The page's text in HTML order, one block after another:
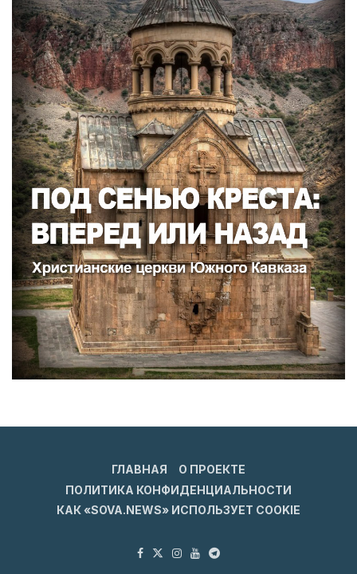
ГЛАВНАЯ
О ПРОЕКТЕ
ПОЛИТИКА КОНФИДЕНЦИАЛЬНОСТИ
КАК «SOVA.NEWS» ИСПОЛЬЗУЕТ COOKIE